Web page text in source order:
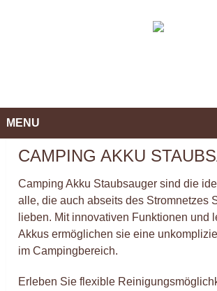
MENU
CAMPING AKKU
Camping Akku Staubsauger sind die
alle, die auch abseits des Stromnetzes
lieben. Mit innovativen Funktionen und
Akkus ermöglichen sie eine
im Campingbereich.
Erleben Sie flexible